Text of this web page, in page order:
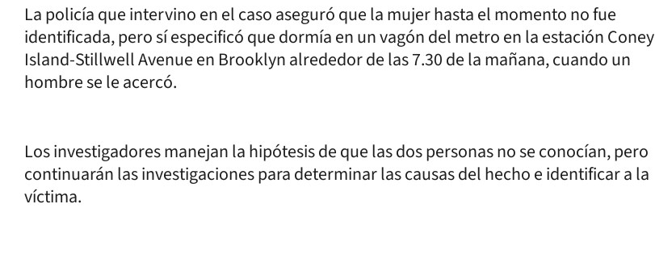
La policía que intervino en el caso aseguró que la mujer hasta el momento no fue
identificada, pero sí especificó que dormía en un vagón del metro en la estación Coney
Island-Stillwell Avenue en Brooklyn alrededor de las 7.30 de la mañana, cuando un
hombre se le acercó.
Los investigadores manejan la hipótesis de que las dos personas no se conocían, pero
continuarán las investigaciones para determinar las causas del hecho e identificar a la
víctima.